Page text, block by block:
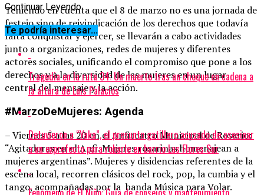
Teniendo en cuenta que el 8 de marzo no es una jornada de
festejo sino de reivindicación de los derechos que todavía
falta conquistar y ejercer, se llevarán a cabo actividades
junto a organizaciones, redes de mujeres y diferentes
actores sociales, unificando el compromiso que pone a los
derechos y a la diversidad de las mujeres en un lugar
central del mensaje y la acción.
#MarzoDeMujeres: Agenda
– Viernes 5 a las 20 en el Anfiteatro Municipal de Rosario:
“Agitadoras en el Anfi. Mujeres rosarinas homenajean a
mujeres argentinas”. Mujeres y disidencias referentes de la
escena local, recorren clásicos del rock, pop, la cumbia y el
tango, acompañadas por la banda Música para Volar.
Continuar Leyendo
Te podría interesar...
Tragedia en la ruta 34: Un muerto tras un choque en cadena a
la altura de Luis Palacios
Detuvieron a “Yaka”, el presunto gatillero acusado de asesinar
a un exprefecto para robarle en barrio Las Flores Sur